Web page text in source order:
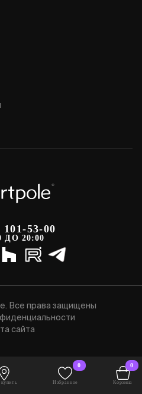
0
Избранное
0
Корзина
53-00
ДО 20:00
Все права защищены
сайта